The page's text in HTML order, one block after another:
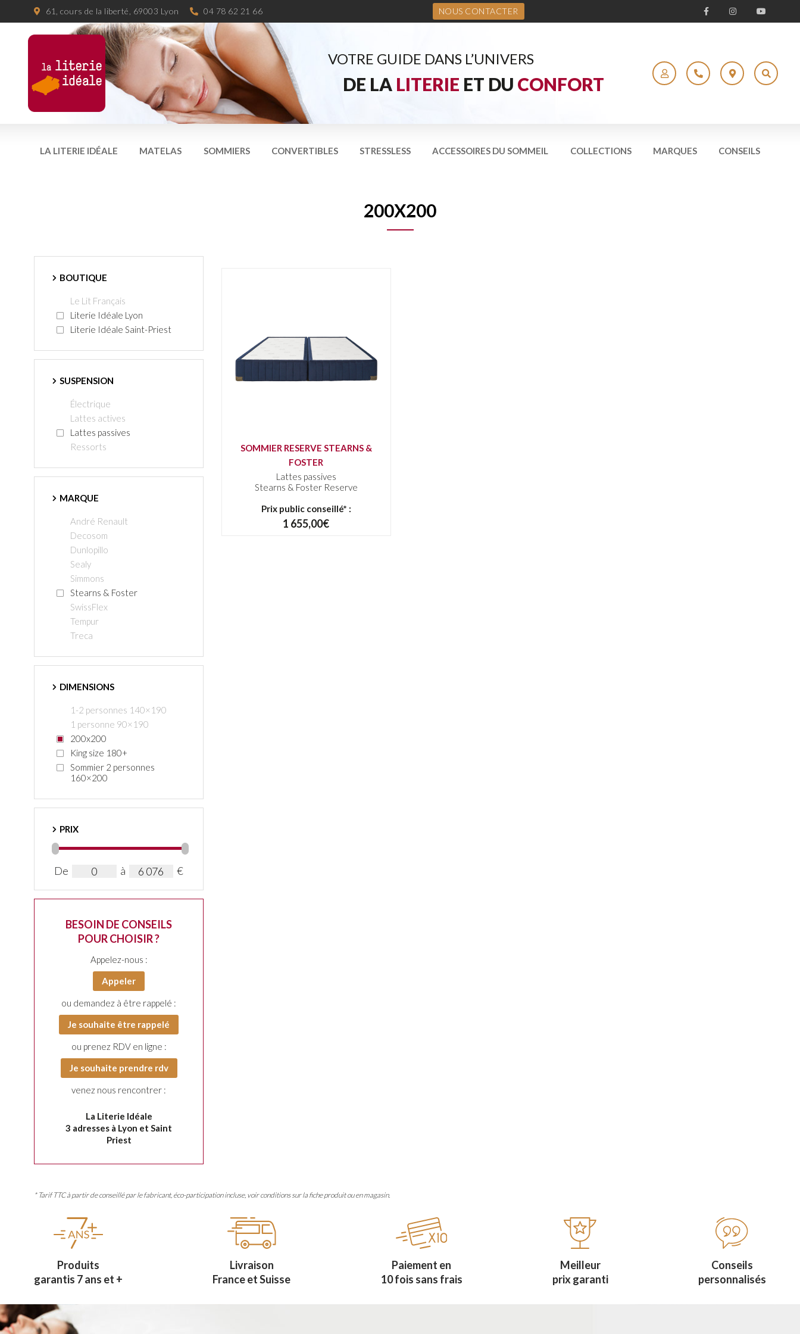
61, cours de la liberté, 69003 Lyon 04 78 62 21 66 NOUS CONTACTER
VOTRE GUIDE DANS L’UNIVERS
DE LA LITERIE ET DU CONFORT
LA LITERIE IDÉALE MATELAS SOMMIERS CONVERTIBLES STRESSLESS ACCESSOIRES DU SOMMEIL COLLECTIONS MARQUES CONSEILS
200X200
BOUTIQUE
Le Lit Français
Literie Idéale Lyon
Literie Idéale Saint-Priest
SUSPENSION
Électrique
Lattes actives
Lattes passives
Ressorts
MARQUE
André Renault
Decosom
Dunlopillo
Sealy
Simmons
Stearns & Foster
SwissFlex
Tempur
Treca
DIMENSIONS
1-2 personnes 140×190
1 personne 90×190
200x200
King size 180+
Sommier 2 personnes
160×200
PRIX
De à €
BESOIN DE CONSEILS
POUR CHOISIR ?
Appelez-nous :
Appeler
ou demandez à être rappelé :
Je souhaite être rappelé
ou prenez RDV en ligne :
Je souhaite prendre rdv
venez nous rencontrer :
La Literie Idéale
3 adresses à Lyon et Saint
Priest
Voir le produit
SOMMIER RESERVE STEARNS &
FOSTER
Lattes passives
Stearns & Foster Reserve
Prix public conseillé* :
1 655,00€
* Tarif TTC à partir de conseillé par le fabricant, éco-participation incluse, voir conditions sur la fiche produit ou en magasin.
Produits
garantis 7 ans et +
Livraison
France et Suisse
Paiement en
10 fois sans frais
Meilleur
prix garanti
Conseils
personnalisés